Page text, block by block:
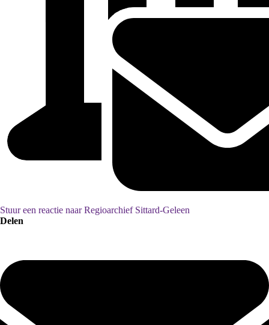
Stuur een reactie naar Regioarchief Sittard-Geleen
Delen